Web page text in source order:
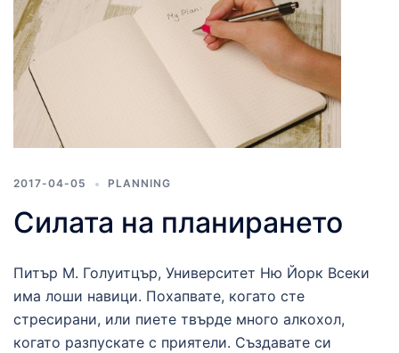
2017-04-05 PLANNING
Силата на планирането
Питър М. Голуитцър, Университет Ню Йорк Всеки
има лоши навици. Похапвате, когато сте
стресирани, или пиете твърде много алкохол,
когато разпускате с приятели. Създавате си